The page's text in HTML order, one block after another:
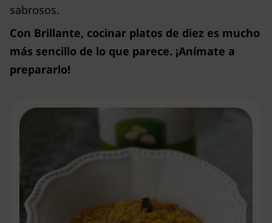
sabrosos.
Con Brillante, cocinar platos de diez es mucho
más sencillo de lo que parece. ¡Anímate a
prepararlo!